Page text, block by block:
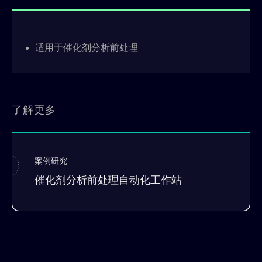
适用于催化剂分析前处理
了解更多
案例研究
催化剂分析前处理自动化工作站